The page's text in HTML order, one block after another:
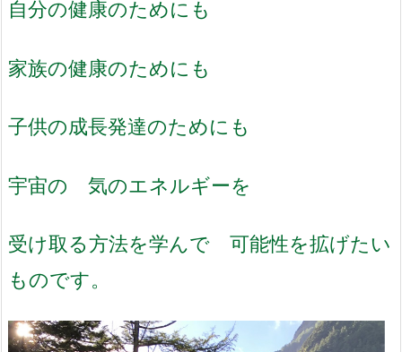
自分の健康のためにも
家族の健康のためにも
子供の成長発達のためにも
宇宙の 気のエネルギーを
受け取る方法を学んで 可能性を拡げたい
ものです。